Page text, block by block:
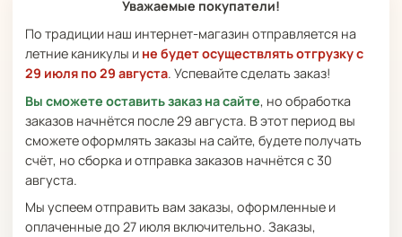
Уважаемые покупатели!
По традиции наш интернет-магазин отправляется на
летние каникулы и не будет осуществлять отгрузку с
29 июля по 29 августа. Успевайте сделать заказ!
Вы сможете оставить заказ на сайте, но обработка
заказов начнётся после 29 августа. В этот период вы
сможете оформлять заказы на сайте, будете получать
счёт, но сборка и отправка заказов начнётся с 30
августа.
Мы успеем отправить вам заказы, оформленные и
оплаченные до 27 июля включительно. Заказы,